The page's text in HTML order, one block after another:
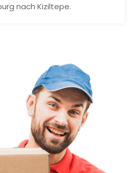
nach Kiziltepe.